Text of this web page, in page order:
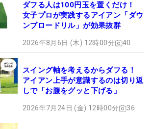
ダフる人は100円玉を置くだけ！
女子プロが実践するアイアン「ダウ
ンブロードリル」が効果抜群
2026年8月6日 (木) 12時00分 40
スイング軸を考えるからダフる！
アイアン上手が意識するのは切り返
しで「お腹をグッと下げる」
2026年7月24日 (金) 12時00分 36